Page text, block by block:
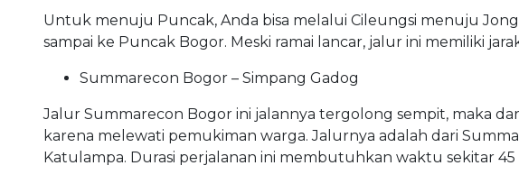
Untuk menuju Puncak, Anda bisa melalui Cileungsi menuju
sampai ke Puncak Bogor. Meski ramai lancar, jalur ini memiliki
Summarecon Bogor – Simpang Gadog
Jalur Summarecon Bogor ini jalannya tergolong sempit, maka
karena melewati pemukiman warga. Jalurnya adalah dari
Katulampa. Durasi perjalanan ini membutuhkan waktu sekitar 45